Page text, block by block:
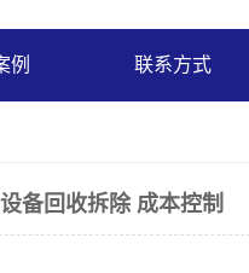
例 联系方式
备回收拆除 成本控制